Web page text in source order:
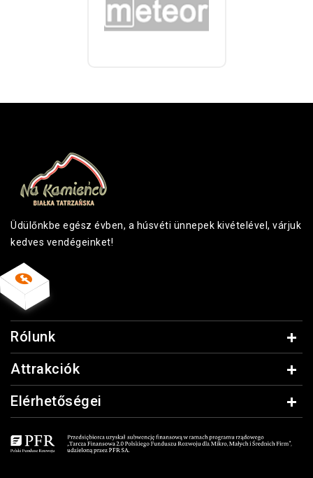
Üdülőnkbe egész évben, a húsvéti ünnepek kivételével, várjuk
kedves vendégeinket!
Rólunk
Attrakciók
Elérhetőségei